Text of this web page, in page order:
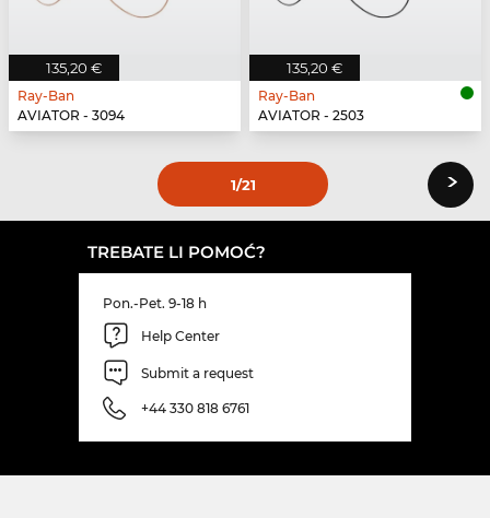
135,20 €
Ray-Ban
AVIATOR - 3094
135,20 €
Ray-Ban
AVIATOR - 2503
1/21 ›
TREBATE LI POMOĆ?
Pon.-Pet. 9-18 h
Help Center
Submit a request
+44 330 818 6761